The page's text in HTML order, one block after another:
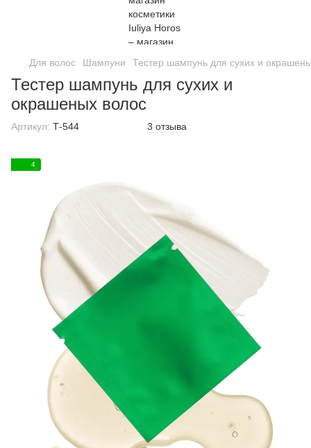
Для волос Шампуни Тестер шампунь для сухих и
Тестер шампунь для сухих и
окрашеных волос
Артикул: Т-544 3 отзыва
4